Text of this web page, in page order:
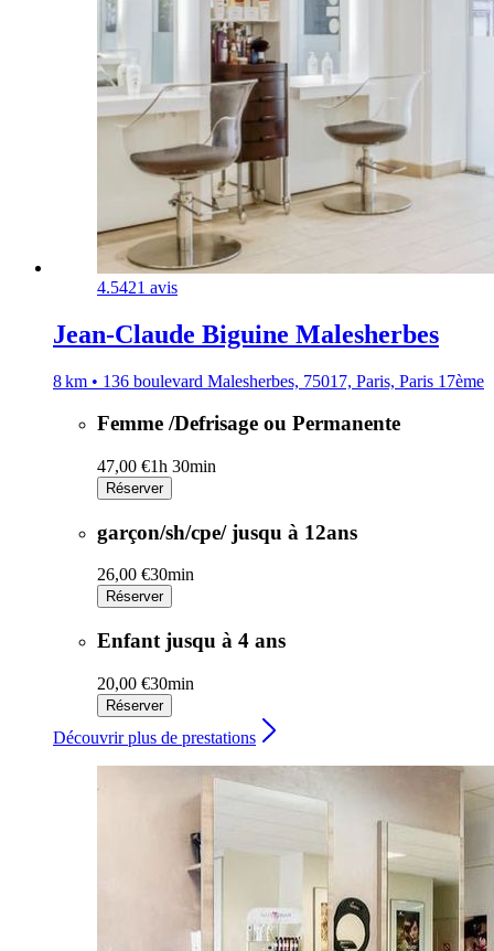
4.5421 avis
Jean-Claude Biguine Malesherbes
8 km • 136 boulevard Malesherbes, 75017, Paris, Paris 17ème
Femme /Defrisage ou Permanente
47,00 €1h 30min
Réserver
garçon/sh/cpe/ jusqu à 12ans
26,00 €30min
Réserver
Enfant jusqu à 4 ans
20,00 €30min
Réserver
Découvrir plus de prestations